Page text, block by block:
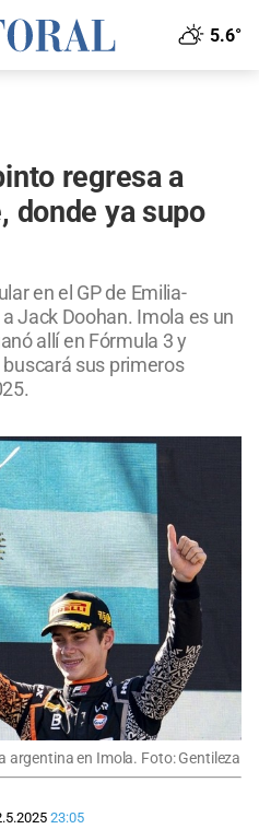
5.6°
regresa a
donde ya supo
en el GP de Emilia-
Jack Doohan. Imola es un
allí en Fórmula 3 y
sus primeros
argentina en Imola. Foto: Gentileza
23:05